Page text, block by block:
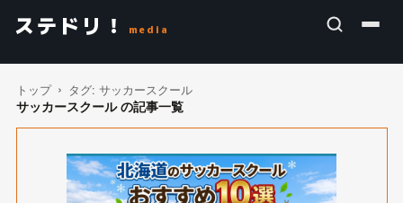
ステドリ！ media
トップ タグ: サッカースクール
サッカースクール の記事一覧